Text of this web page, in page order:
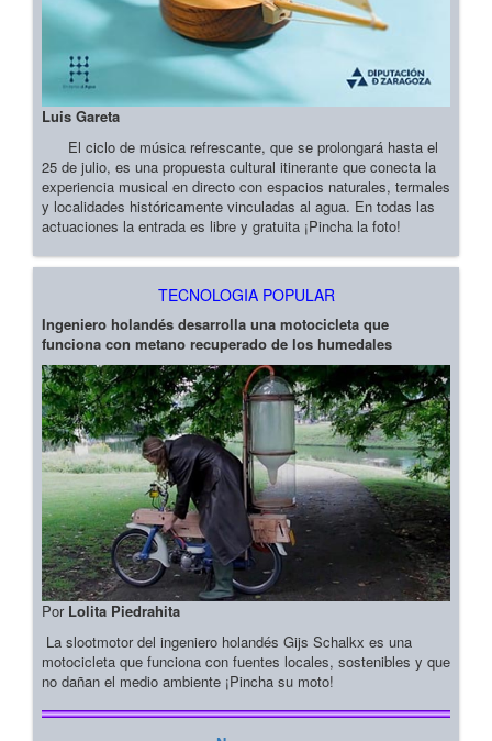
Luis Gareta
El ciclo de música refrescante, que se prolongará hasta el
25 de julio, es una propuesta cultural itinerante que conecta la
experiencia musical en directo con espacios naturales, termales
y localidades históricamente vinculadas al agua. En todas las
actuaciones la entrada es libre y gratuita ¡Pincha la foto!
TECNOLOGIA POPULAR
Ingeniero holandés desarrolla una motocicleta que
funciona con metano recuperado de los humedales
Por Lolita Piedrahita
La slootmotor del ingeniero holandés Gijs Schalkx es una
motocicleta que funciona con fuentes locales, sostenibles y que
no dañan el medio ambiente ¡Pincha su moto!